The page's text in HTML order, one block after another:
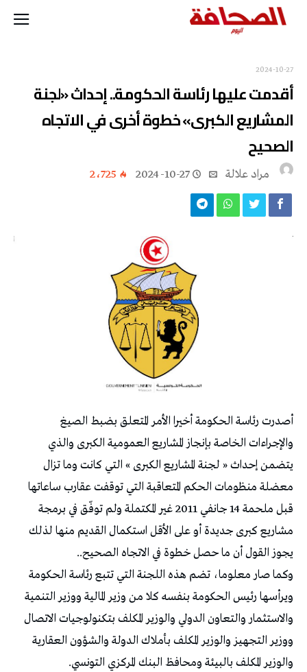
2024-10-27
أقدمت عليها رئاسة الحكومة.. إحداث «لجنة
المشاريع الكبرى» خطوة أخرى في الاتجاه
الصحيح
مراد علالة 2024-10-27 2٬725
أصدرت رئاسة الحكومة أخيرا الأمر المتعلق بضبط الصيغ
والإجراءات الخاصة بإنجاز المشاريع العمومية الكبرى والذي
يتضمن إحداث « لجنة المشاريع الكبرى » التي كانت وما تزال
معضلة منظومات الحكم المتعاقبة التي توقفت عقارب ساعاتها
قبل ملحمة 14 جانفي 2011 غير المكتملة ولم توفّق في برمجة
مشاريع كبرى جديدة أو على الأقل استكمال القديم منها لذلك
يجوز القول أن ما حصل خطوة في الاتجاه الصحيح..
وكما صار معلوما، تضم هذه اللجنة التي تتبع رئاسة الحكومة
ويرأسها رئيس الحكومة بنفسه كلا من وزير المالية ووزير التنمية
والاستثمار والتعاون الدولي والوزير المكلف بتكنولوجيات الاتصال
ووزير التجهيز والوزير المكلف بأملاك الدولة والشؤون العقارية
والوزير المكلف بالبيئة ومحافظ البنك المركزي التونسي.